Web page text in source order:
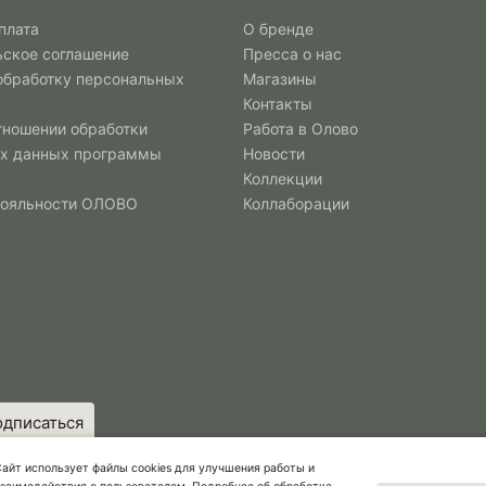
использует файлы cookies для улучшения работы и
соглашение
персональных
обработки
данных программы
ОЛОВО
О бренде
Пресса о нас
Магазины
Контакты
Работа в Олово
Новости
Коллекции
Коллаборации